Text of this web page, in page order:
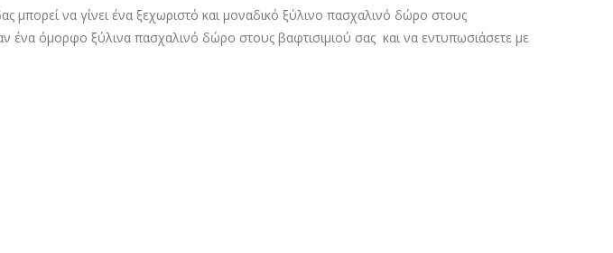
μπορεί να γίνει ένα ξεχωριστό και μοναδικό ξύλινο πασχαλινό δώρο στους
ένα όμορφο ξύλινα πασχαλινό δώρο στους βαφτισιμιού σας και να εντυπωσιάσετε με